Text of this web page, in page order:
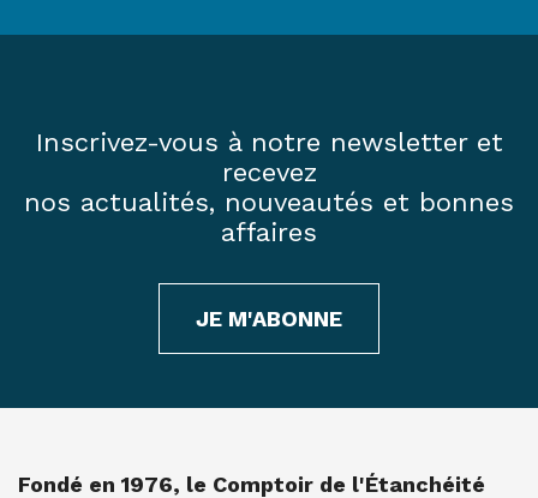
Inscrivez-vous à notre newsletter et
recevez
nos actualités, nouveautés et bonnes
affaires
JE M'ABONNE
Fondé en 1976, le Comptoir de l'Étanchéité